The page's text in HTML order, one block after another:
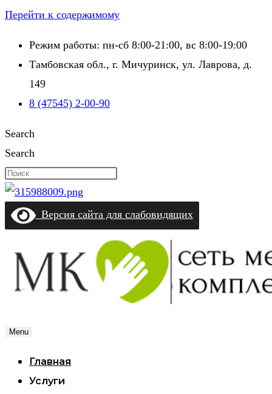
Перейти к содержимому
Режим работы: пн-сб 8:00-21:00, вс 8:00-19:00
Тамбовская обл., г. Мичуринск, ул. Лаврова, д.
149
8 (47545) 2-00-90
Search
Search
Версия сайта для слабовидящих
Menu
Главная
Услуги